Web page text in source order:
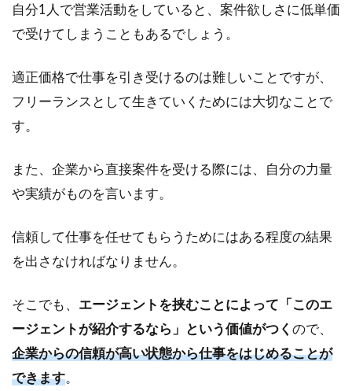
自分1人で営業活動をしていると、案件欲しさに低単価
で受けてしまうこともあるでしょう。
適正価格で仕事を引き受けるのは難しいことですが、
フリーランスとして生きていくためには大切なことで
す。
また、企業から直接案件を受ける際には、自分の力量
や実績がものを言います。
信頼して仕事を任せてもらうためにはある程度の結果
を出さなければなりません。
そこでも、 エージェントを挟むことによって「このエ
ージェントが紹介するなら」という価値がつく ので、
企業からの信頼が高い状態から仕事をはじめることが
できます。